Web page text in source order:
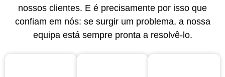
nossos clientes. E é precisamente por isso que
confiam em nós: se surgir um problema, a nossa
equipa está sempre pronta a resolvê-lo.